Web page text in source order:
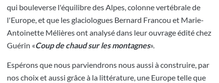
qui bouleverse l'équilibre des Alpes, colonne vertébrale de
l'Europe, et que les glaciologues Bernard Francou et Marie-
Antoinette Mélières ont analysé dans leur ouvrage édité chez
Guérin «Coup de chaud sur les montagnes».
Espérons que nous parviendrons nous aussi à construire, par
nos choix et aussi grâce à la littérature, une Europe telle que